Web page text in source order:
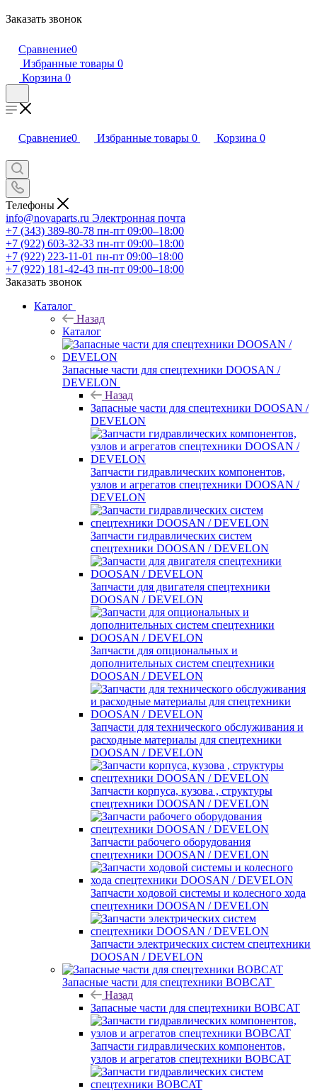
Заказать звонок
Сравнение0
Избранные товары 0
Корзина 0
Сравнение0 Избранные товары 0 Корзина 0
Телефоны
info@novaparts.ru Электронная почта
+7 (343) 389-80-78 пн-пт 09:00–18:00
+7 (922) 603-32-33 пн-пт 09:00–18:00
+7 (922) 223-11-01 пн-пт 09:00–18:00
+7 (922) 181-42-43 пн-пт 09:00–18:00
Заказать звонок
Каталог
Назад
Каталог
Запасные части для спецтехники DOOSAN /
DEVELON
Назад
Запасные части для спецтехники DOOSAN /
DEVELON
Запчасти гидравлических компонентов,
узлов и агрегатов спецтехники DOOSAN /
DEVELON
Запчасти гидравлических систем
спецтехники DOOSAN / DEVELON
Запчасти для двигателя спецтехники
DOOSAN / DEVELON
Запчасти для опциональных и
дополнительных систем спецтехники
DOOSAN / DEVELON
Запчасти для технического обслуживания и
расходные материалы для спецтехники
DOOSAN / DEVELON
Запчасти корпуса, кузова , структуры
спецтехники DOOSAN / DEVELON
Запчасти рабочего оборудования
спецтехники DOOSAN / DEVELON
Запчасти ходовой системы и колесного хода
спецтехники DOOSAN / DEVELON
Запчасти электрических систем спецтехники
DOOSAN / DEVELON
Запасные части для спецтехники BOBCAT
Назад
Запасные части для спецтехники BOBCAT
Запчасти гидравлических компонентов,
узлов и агрегатов спецтехники BOBCAT